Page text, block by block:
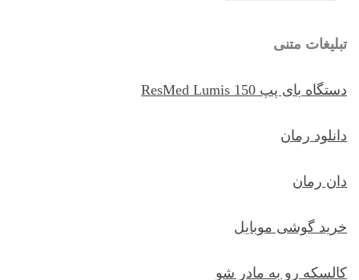
تبلیغات متنی
دستگاه بای پپ ResMed Lumis 150
دانلود رمان
دان رمان
خرید گوشی موبایل
کالسکه رو به مادر شو